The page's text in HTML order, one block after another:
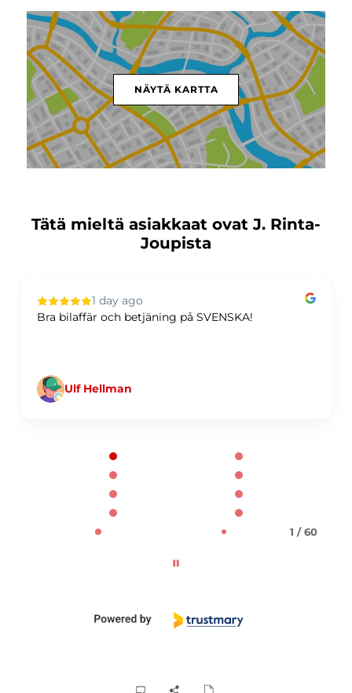
NÄYTÄ KARTTA
Tätä mieltä asiakkaat ovat J. Rinta-
Joupista
1 day ago
Bra bilaffär och betjäning på SVENSKA!
Ulf Hellman
1 / 60